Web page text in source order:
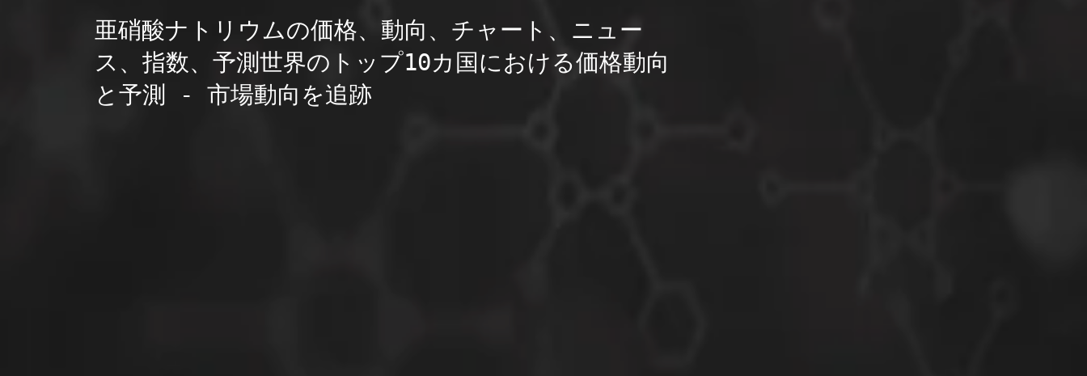
亜硝酸ナトリウムの価格、動向、チャート、ニュー
ス、指数、予測世界のトップ10カ国における価格動向
と予測 - 市場動向を追跡